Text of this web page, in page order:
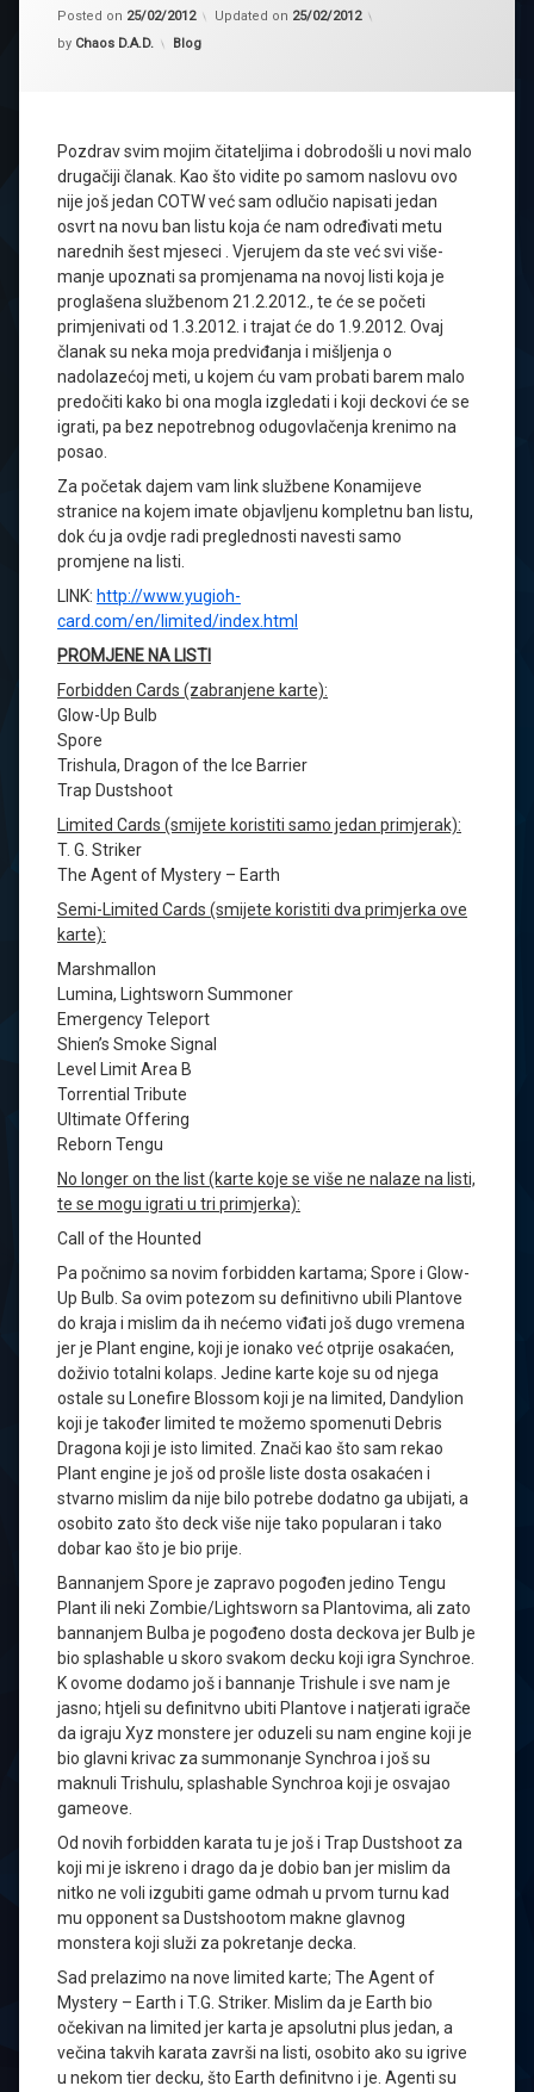
Posted on 25/02/2012 Updated on 25/02/2012
by Chaos D.A.D. Kategorije:
Blog
Pozdrav svim mojim čitateljima i dobrodošli u novi malo
drugačiji članak. Kao što vidite po samom naslovu ovo
nije još jedan COTW već sam odlučio napisati jedan
osvrt na novu ban listu koja će nam određivati metu
narednih šest mjeseci . Vjerujem da ste već svi više-
manje upoznati sa promjenama na novoj listi koja je
proglašena službenom 21.2.2012., te će se početi
primjenivati od 1.3.2012. i trajat će do 1.9.2012. Ovaj
članak su neka moja predviđanja i mišljenja o
nadolazećoj meti, u kojem ću vam probati barem malo
predočiti kako bi ona mogla izgledati i koji deckovi će se
igrati, pa bez nepotrebnog odugovlačenja krenimo na
posao.
Za početak dajem vam link službene Konamijeve
stranice na kojem imate objavljenu kompletnu ban listu,
dok ću ja ovdje radi preglednosti navesti samo
promjene na listi.
LINK: http://www.yugioh-
card.com/en/limited/index.html
PROMJENE NA LISTI
Forbidden Cards (zabranjene karte):
Glow-Up Bulb
Spore
Trishula, Dragon of the Ice Barrier
Trap Dustshoot
Limited Cards (smijete koristiti samo jedan primjerak):
T. G. Striker
The Agent of Mystery – Earth
Semi-Limited Cards (smijete koristiti dva primjerka ove
karte):
Marshmallon
Lumina, Lightsworn Summoner
Emergency Teleport
Shien’s Smoke Signal
Level Limit Area B
Torrential Tribute
Ultimate Offering
Reborn Tengu
No longer on the list (karte koje se više ne nalaze na listi,
te se mogu igrati u tri primjerka):
Call of the Hounted
Pa počnimo sa novim forbidden kartama; Spore i Glow-
Up Bulb. Sa ovim potezom su definitivno ubili Plantove
do kraja i mislim da ih nećemo viđati još dugo vremena
jer je Plant engine, koji je ionako već otprije osakaćen,
doživio totalni kolaps. Jedine karte koje su od njega
ostale su Lonefire Blossom koji je na limited, Dandylion
koji je također limited te možemo spomenuti Debris
Dragona koji je isto limited. Znači kao što sam rekao
Plant engine je još od prošle liste dosta osakaćen i
stvarno mislim da nije bilo potrebe dodatno ga ubijati, a
osobito zato što deck više nije tako popularan i tako
dobar kao što je bio prije.
Bannanjem Spore je zapravo pogođen jedino Tengu
Plant ili neki Zombie/Lightsworn sa Plantovima, ali zato
bannanjem Bulba je pogođeno dosta deckova jer Bulb je
bio splashable u skoro svakom decku koji igra Synchroe.
K ovome dodamo još i bannanje Trishule i sve nam je
jasno; htjeli su definitvno ubiti Plantove i natjerati igrače
da igraju Xyz monstere jer oduzeli su nam engine koji je
bio glavni krivac za summonanje Synchroa i još su
maknuli Trishulu, splashable Synchroa koji je osvajao
gameove.
Od novih forbidden karata tu je još i Trap Dustshoot za
koji mi je iskreno i drago da je dobio ban jer mislim da
nitko ne voli izgubiti game odmah u prvom turnu kad
mu opponent sa Dustshootom makne glavnog
monstera koji služi za pokretanje decka.
Sad prelazimo na nove limited karte; The Agent of
Mystery – Earth i T.G. Striker. Mislim da je Earth bio
očekivan na limited jer karta je apsolutni plus jedan, a
večina takvih karata završi na listi, osobito ako su igrive
u nekom tier decku, što Earth definitvno i je. Agenti su